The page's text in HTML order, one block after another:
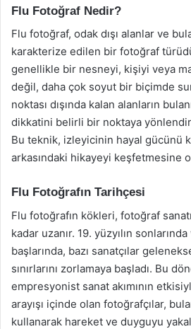
Flu Fotoğraf Nedir?
Flu fotoğraf, odak dışı alanlar ve
karakterize edilen bir fotoğraf
genellikle bir nesneyi, kişiyi veya
değil, daha çok soyut bir biçimde
noktası dışında kalan alanların
dikkatini belirli bir noktaya
Bu teknik, izleyicinin hayal gücünü
arkasındaki hikayeyi keşfetmesine
Flu Fotoğrafın Tarihçesi
Flu fotoğrafın kökleri, fotoğraf
kadar uzanır. 19. yüzyılın
başlarında, bazı sanatçılar
sınırlarını zorlamaya başladı. Bu
empresyonist sanat akımının
arayışı içinde olan fotoğrafçılar,
kullanarak hareket ve duyguyu